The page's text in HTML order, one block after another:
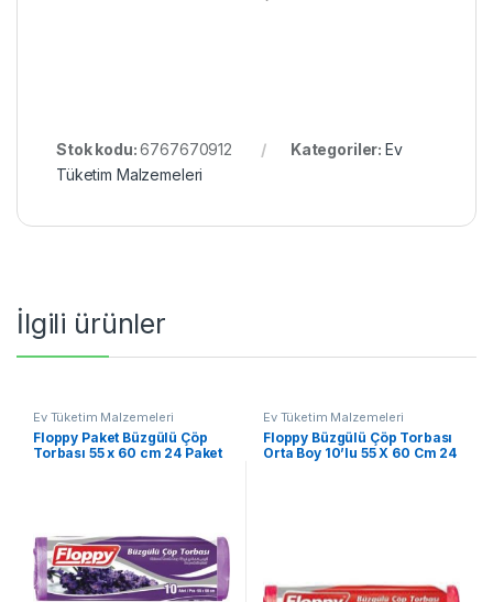
Stok kodu:6767670912 Kategoriler: Ev
Tüketim Malzemeleri
İlgili ürünler
Ev Tüketim Malzemeleri
Floppy Paket Büzgülü Çöp
Torbası 55 x 60 cm 24 Paket
Ev Tüketim Malzemeleri
Floppy Büzgülü Çöp Torbası
Orta Boy 10’lu 55 X 60 Cm 24